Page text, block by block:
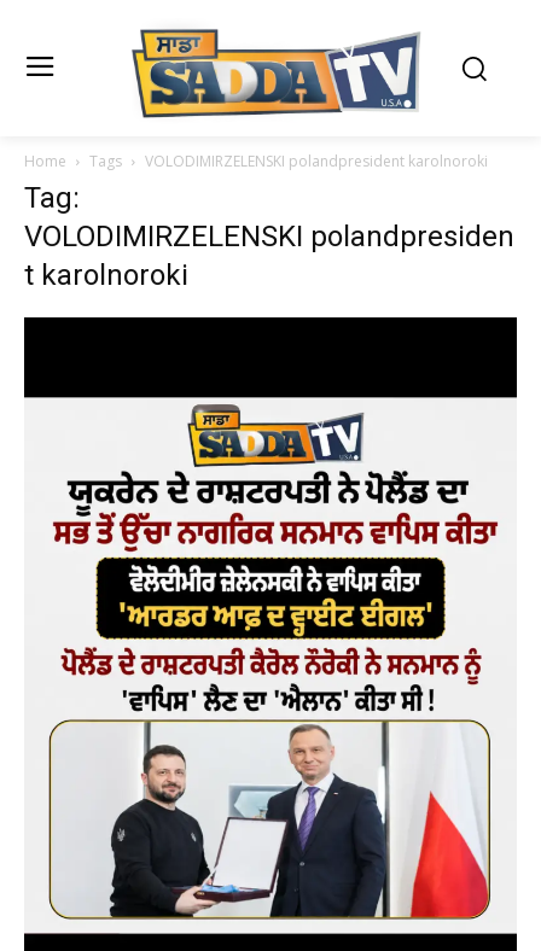
Home Tags VOLODIMIRZELENSKI polandpresident karolnoroki
Tag:
VOLODIMIRZELENSKI polandpresiden
t karolnoroki